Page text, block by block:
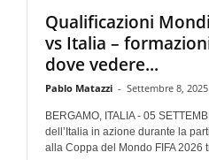
Qualificazioni
vs Italia –
dove vedere...
Pablo Matazzi - Settembre 8, 2025
BERGAMO, ITALIA - 05
dell’Italia in azione durante la
alla Coppa del Mondo FIFA 2026